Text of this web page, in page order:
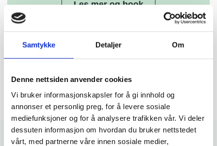
Samtykke Detaljer Om
Denne nettsiden anvender cookies
Vi bruker informasjonskapsler for å gi innhold og
annonser et personlig preg, for å levere sosiale
mediefunksjoner og for å analysere trafikken vår. Vi deler
dessuten informasjon om hvordan du bruker nettstedet
vårt, med partnerne våre innen sosiale medier,
Nyttig informasjon